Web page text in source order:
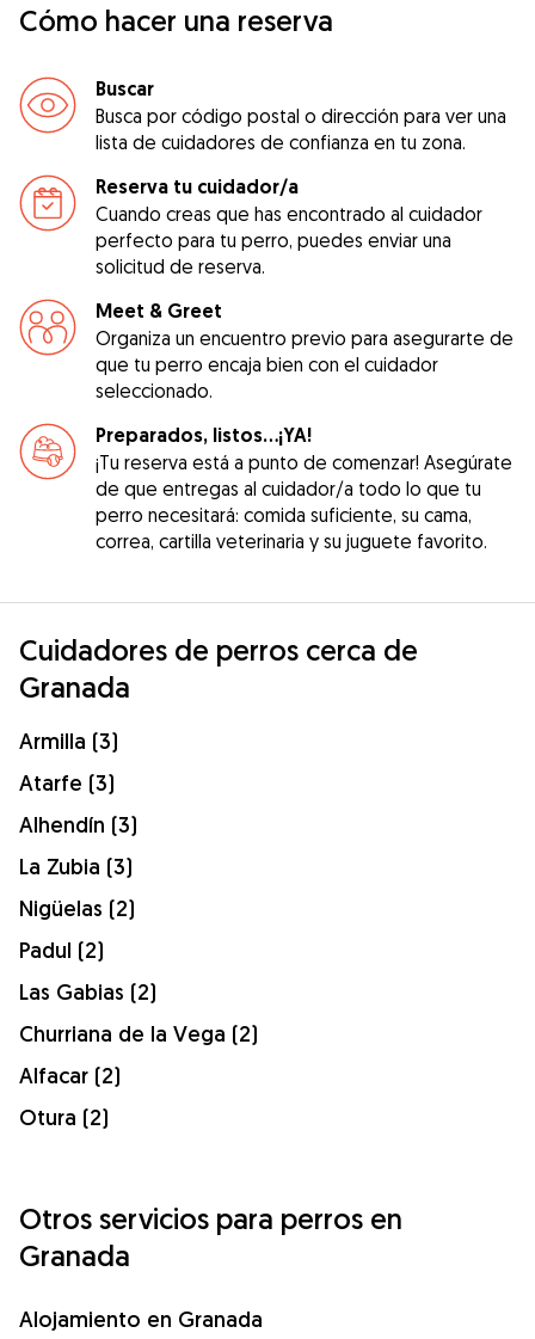
Cómo hacer una reserva
Buscar
Busca por código postal o dirección para ver una
lista de cuidadores de confianza en tu zona.
Reserva tu cuidador/a
Cuando creas que has encontrado al cuidador
perfecto para tu perro, puedes enviar una
solicitud de reserva.
Meet & Greet
Organiza un encuentro previo para asegurarte de
que tu perro encaja bien con el cuidador
seleccionado.
Preparados, listos...¡YA!
¡Tu reserva está a punto de comenzar! Asegúrate
de que entregas al cuidador/a todo lo que tu
perro necesitará: comida suficiente, su cama,
correa, cartilla veterinaria y su juguete favorito.
Cuidadores de perros cerca de
Granada
Armilla (3)
Atarfe (3)
Alhendín (3)
La Zubia (3)
Nigüelas (2)
Padul (2)
Las Gabias (2)
Churriana de la Vega (2)
Alfacar (2)
Otura (2)
Otros servicios para perros en
Granada
Alojamiento en Granada